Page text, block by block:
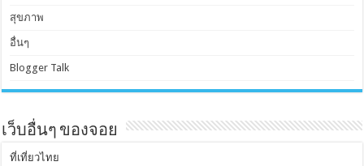
สุขภาพ
อื่นๆ
Blogger Talk
เว็บอื่นๆ ของจอย
ที่เที่ยวไทย